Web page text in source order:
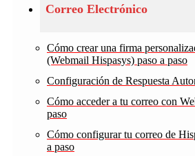
Correo Electrónico
Cómo crear una firma
(Webmail Hispasys) paso a paso
Configuración de Respuesta
Cómo acceder a tu correo con
paso
Cómo configurar tu correo de
a paso